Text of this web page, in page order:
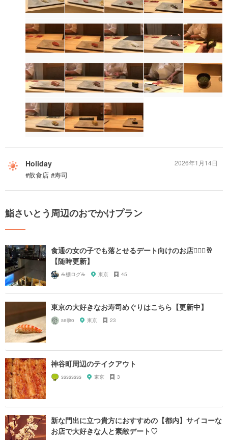
Holiday
#飲食店 #寿司
2026年1月14日
鮨さいとう周辺のおでかけプラン
食通の女の子でも落とせるデート向けのお店🤦🏻‍♀️🥂
【随時更新】
☕️棚ログ☕️ 東京 45
東京の大好きなお寿司めぐりはこちら【更新中】
seijiro 東京 23
神谷町周辺のテイクアウト
ssssssss 東京 3
新な門出に立つ貴方におすすめの【都内】サイコーな
お店で大好きな人と素敵デート♡